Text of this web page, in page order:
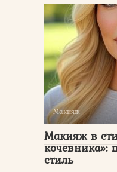
Макияж
Макияж в
кочевника»:
стиль